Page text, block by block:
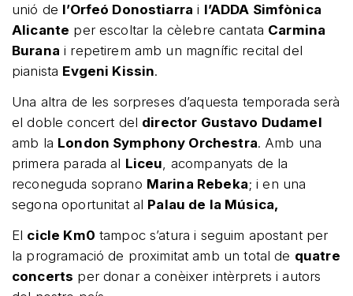
unió de l’Orfeó Donostiarra i l’ADDA Simfònica
Alicante per escoltar la cèlebre cantata Carmina
Burana i repetirem amb un magnífic recital del
pianista Evgeni Kissin.
Una altra de les sorpreses d’aquesta temporada serà
el doble concert del director Gustavo Dudamel
amb la London Symphony Orchestra. Amb una
primera parada al Liceu, acompanyats de la
reconeguda soprano Marina Rebeka; i en una
segona oportunitat al Palau de la Música,
El cicle Km0 tampoc s’atura i seguim apostant per
la programació de proximitat amb un total de quatre
concerts per donar a conèixer intèrprets i autors